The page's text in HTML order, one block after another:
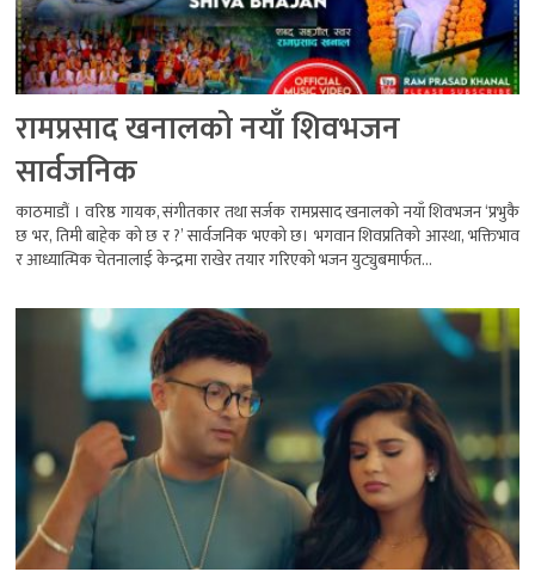
रामप्रसाद खनालको नयाँ शिवभजन
सार्वजनिक
काठमाडौं । वरिष्ठ गायक, संगीतकार तथा सर्जक रामप्रसाद खनालको नयाँ शिवभजन ‘प्रभुकै
छ भर, तिमी बाहेक को छ र ?’ सार्वजनिक भएको छ। भगवान शिवप्रतिको आस्था, भक्तिभाव
र आध्यात्मिक चेतनालाई केन्द्रमा राखेर तयार गरिएको भजन युट्युबमार्फत...